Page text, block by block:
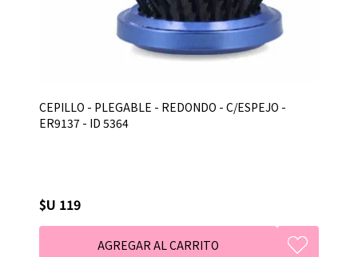
CEPILLO - PLEGABLE - REDONDO - C/ESPEJO -
ER9137 - ID 5364
$U 119